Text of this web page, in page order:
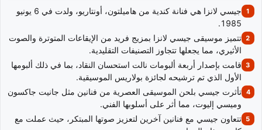
جيسي لانزا هي فنانة كندية من هاميلتون، أونتاريو، ولدت في 6 يونيو
1985.
تتميز موسيقى جيسي لانزا بمزيج فريد من الإيقاعات المتوترة والصوت
الأثيري، مما يجعلها تتجاوز التصنيفات التقليدية.
قامت بإصدار أربعة ألبومات نالت استحسان النقاد، بما في ذلك ألبومها
الأول الذي تم ترشيحه لجائزة بولاريس الموسيقية.
تأثرت جيسي بلحن الموسيقى العصرية من فنانين مثل جانيت جاكسون
وميسي إليوت، مما أثر على أسلوبها الفني.
تتعاون جيسي مع فنانين آخرين لتعزيز صوتها المبتكر، حيث عملت مع